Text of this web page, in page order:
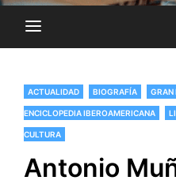
ACTUALIDAD BIOGRAFÍA GRAN
ENCICLOPEDIA IBEROAMERICANA
CULTURA
Antonio